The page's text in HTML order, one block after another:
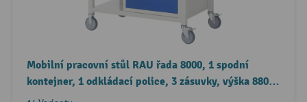
Mobilní pracovní stůl RAU řada 8000, 1 spodní
kontejner, 1 odkládací police, 3 zásuvky, výška 880-
1080 mm